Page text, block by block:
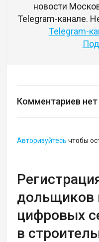
новости
Telegram-канале.
Telegram-
Комментариев нет
Авторизуйтесь чтобы
дольщиков
цифровых
в